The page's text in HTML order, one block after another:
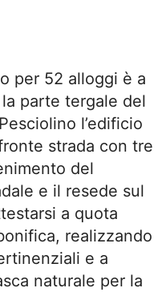
per 52 alloggi è a
parte tergale del
l’edificio
strada con tre
del
e il resede sul
a quota
realizzando
e a
naturale per la